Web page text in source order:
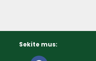
Sekite mus: